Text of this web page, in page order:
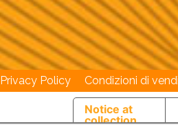
Privacy Policy Condizioni di
Notice at
collection